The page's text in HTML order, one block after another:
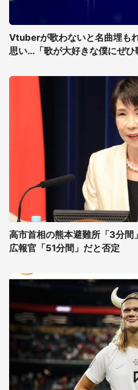
Vtuberが歌わないと名曲埋も
思い...「歌が大好きな僕にぜひ
高市首相の熊本避難所「3分間
広報官「51分間」だと否定